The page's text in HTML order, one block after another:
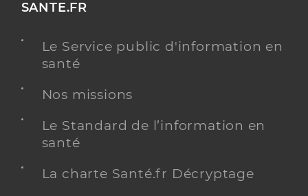
SANTE.FR
Le Service public d'information en
santé
Nos missions
Le Standard de l’information en
santé
La charte Santé.fr Décryptage